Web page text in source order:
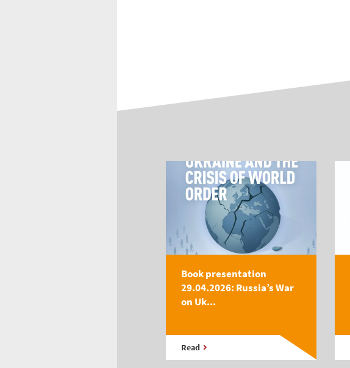
Book presentation
29.04.2026: Russia’s War
on Uk...
Read